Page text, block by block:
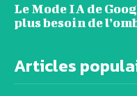
Le Mode IA de
plus besoin de
Articles